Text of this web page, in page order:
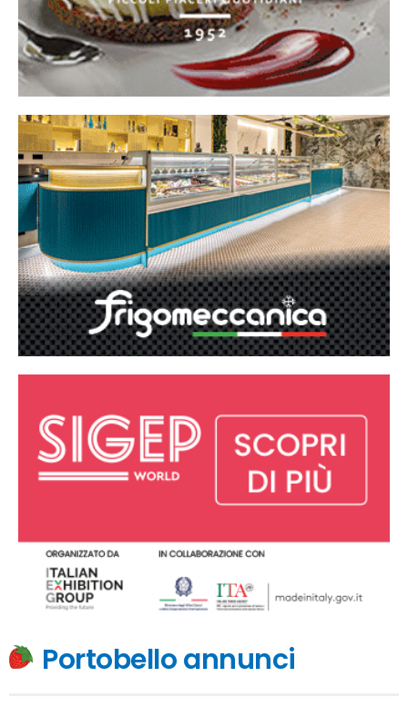
Portobello annunci